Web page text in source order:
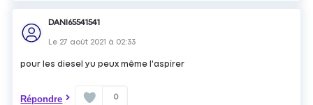
DANI65541541
Le 27 août 2021 à 02:33
pour les diesel yu peux même l'aspirer
Répondre 0